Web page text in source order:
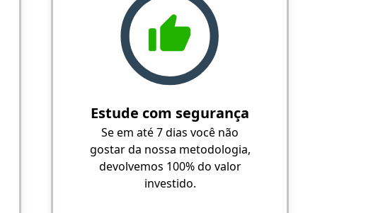
Estude com segurança
Se em até 7 dias você não
gostar da nossa metodologia,
devolvemos 100% do valor
investido.